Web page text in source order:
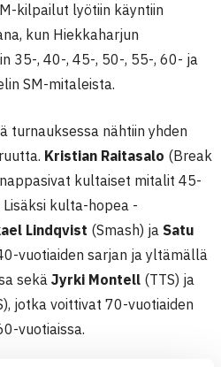
kilpailut lyötiin käyntiin
kun Hiekkaharjun
35-, 40-, 45-, 50-, 55-, 60- ja
SM-mitaleista.
turnauksessa nähtiin yhden
Kristian Raitasalo (Break
nappasivat kultaiset mitalit 45-
kulta-hopea -
Lindqvist (Smash) ja Satu
vuotiaiden sarjan ja yltämällä
sekä Jyrki Montell (TTS) ja
jotka voittivat 70-vuotiaiden
vuotiaissa.